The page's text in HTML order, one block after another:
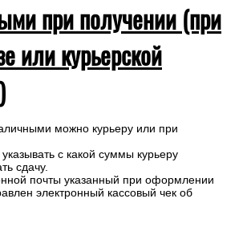
при получении (при
или курьерской
можно курьеру или при
с какой суммы курьеру
сдачу.
почты указанный при оформлении
электронный кассовый чек об